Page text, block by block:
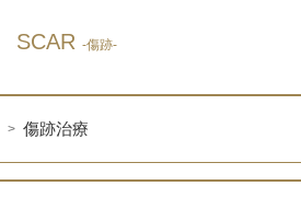
SCAR -傷跡-
傷跡治療